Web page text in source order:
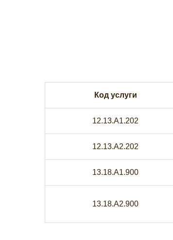
Код услуги
12.13.A1.202
12.13.A2.202
13.18.A1.900
13.18.A2.900